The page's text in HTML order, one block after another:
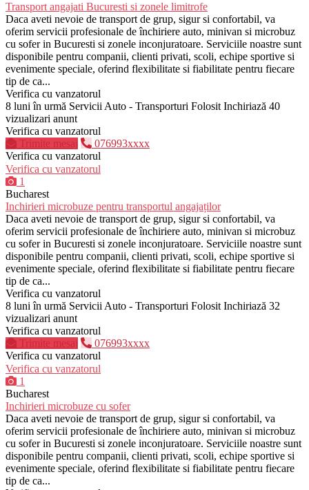
Transport angajati Bucuresti si zonele limitrofe
Daca aveti nevoie de transport de grup, sigur si confortabil, va
oferim servicii profesionale de închiriere auto, minivan si microbuz
cu sofer in Bucuresti si zonele inconjuratoare. Serviciile noastre sunt
disponibile pentru companii, clienti privati, scoli, echipe sportive si
evenimente speciale, oferind flexibilitate si fiabilitate pentru fiecare
tip de ca...
Verifica cu vanzatorul
8 luni în urmă Servicii Auto - Transporturi Folosit Inchiriază 40
vizualizari anunt
Verifica cu vanzatorul
Trimite mesaj
076993xxxx
Verifica cu vanzatorul
Verifica cu vanzatorul
1
Bucharest
Inchirieri microbuze pentru transportul angajaților
Daca aveti nevoie de transport de grup, sigur si confortabil, va
oferim servicii profesionale de închiriere auto, minivan si microbuz
cu sofer in Bucuresti si zonele inconjuratoare. Serviciile noastre sunt
disponibile pentru companii, clienti privati, scoli, echipe sportive si
evenimente speciale, oferind flexibilitate si fiabilitate pentru fiecare
tip de ca...
Verifica cu vanzatorul
8 luni în urmă Servicii Auto - Transporturi Folosit Inchiriază 32
vizualizari anunt
Verifica cu vanzatorul
Trimite mesaj
076993xxxx
Verifica cu vanzatorul
Verifica cu vanzatorul
1
Bucharest
Inchirieri microbuze cu sofer
Daca aveti nevoie de transport de grup, sigur si confortabil, va
oferim servicii profesionale de închiriere auto, minivan si microbuz
cu sofer in Bucuresti si zonele inconjuratoare. Serviciile noastre sunt
disponibile pentru companii, clienti privati, scoli, echipe sportive si
evenimente speciale, oferind flexibilitate si fiabilitate pentru fiecare
tip de ca...